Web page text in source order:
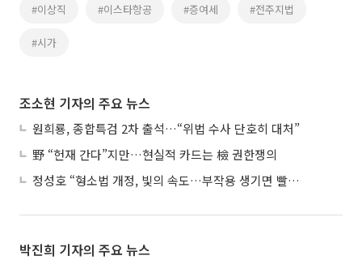
#이상직 #이스타항공 #증여세 #전주지법
#시가
조소현 기자의 주요 뉴스
원희룡, 종합특검 2차 출석…“위법 수사 단호히 대처”
野 “헌재 간다”지만…현실적 카드는 檢 권한쟁의
정성호 “형소법 개정, 빛의 속도…부작용 생기면 빨리 고쳐야”
박진희 기자의 주요 뉴스